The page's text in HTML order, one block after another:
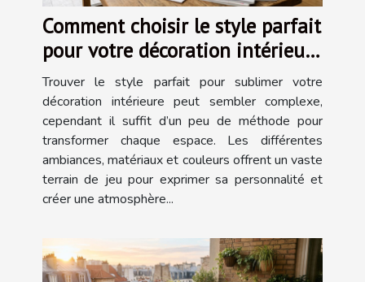
Comment choisir le style parfait
pour votre décoration intérieure
?
Trouver le style parfait pour sublimer votre
décoration intérieure peut sembler complexe,
cependant il suffit d’un peu de méthode pour
transformer chaque espace. Les différentes
ambiances, matériaux et couleurs offrent un vaste
terrain de jeu pour exprimer sa personnalité et
créer une atmosphère...